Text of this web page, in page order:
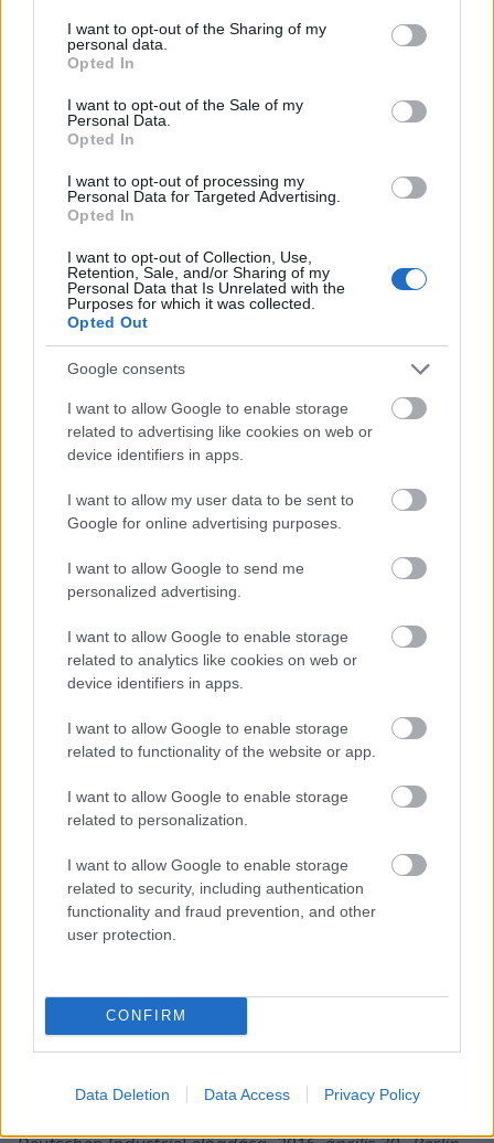
not limited to your visit or usage behaviour. You may click to
grant or deny consent to Google and its third-party tags to
use your data for below specified purposes in below Google
consent section.
I want to opt-out of the Sharing of my
personal data.
Opted In
I want to opt-out of the Sale of my
Personal Data.
Opted In
I want to opt-out of processing my
Personal Data for Targeted Advertising.
Opted In
I want to opt-out of Collection, Use,
Retention, Sale, and/or Sharing of my
Personal Data that Is Unrelated with the
Purposes for which it was collected.
Opted Out
Google consents
I want to allow Google to enable storage
related to advertising like cookies on web or
device identifiers in apps.
I want to allow my user data to be sent to
Google for online advertising purposes.
I want to allow Google to send me
personalized advertising.
I want to allow Google to enable storage
related to analytics like cookies on web or
device identifiers in apps.
I want to allow Google to enable storage
related to functionality of the website or app.
I want to allow Google to enable storage
related to personalization.
I want to allow Google to enable storage
related to security, including authentication
functionality and fraud prevention, and other
user protection.
CONFIRM
Data Deletion Data Access Privacy Policy
Forrás: Understanding the Energiewende, Agora
Energiewende 2015
„Fizikailag lehetetlen 5%-nál több megújulót
integrálni a rendszerbe” – állítoták húsz éve
Németországban. Ehhez képest tavaly már az
áram több mint 40%-át a szélerőművek termelték,
27%-át a biomassza-erőművek, 20%-át pedig a
vízerőművek.
megújulókból származott (sárga: nap, sötétebb kék:
szél, világos kék: vízenergia, a lila görbe pedig az
áramfogyasztást jelöli).